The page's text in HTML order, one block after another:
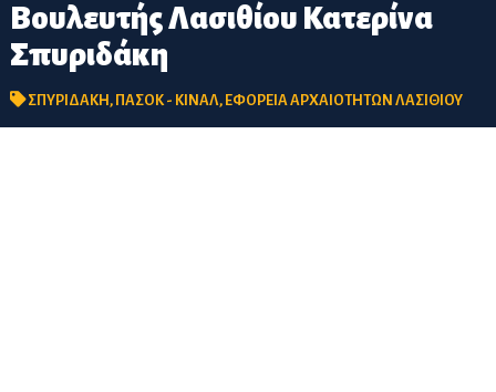
Βουλευτής Λασιθίου Κατερίνα
Σπυριδάκη
ΣΠΥΡΙΔΑΚΗ, ΠΑΣΟΚ - ΚΙΝΑΛ, ΕΦΟΡΕΙΑ ΑΡΧΑΙΟΤΗΤΩΝ ΛΑΣΙΘΙΟΥ